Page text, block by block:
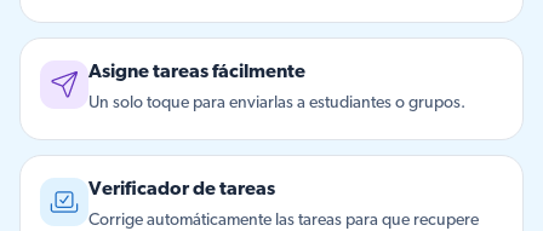
Asigne tareas fácilmente
Un solo toque para enviarlas a estudiantes o grupos.
Verificador de tareas
Corrige automáticamente las tareas para que recupere